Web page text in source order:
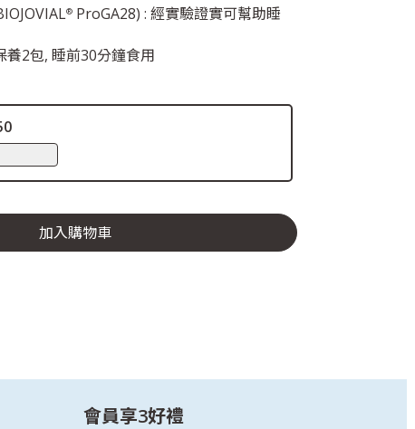
®ProGA28) : 經實驗證實可幫助睡
養2包, 睡前30分鐘食用
加入購物車
會員享3好禮